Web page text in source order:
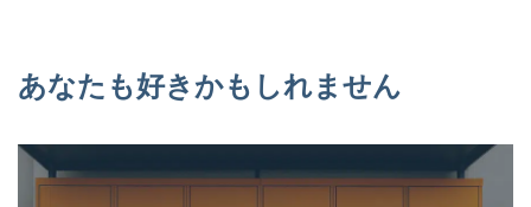
あなたも好きかもしれません